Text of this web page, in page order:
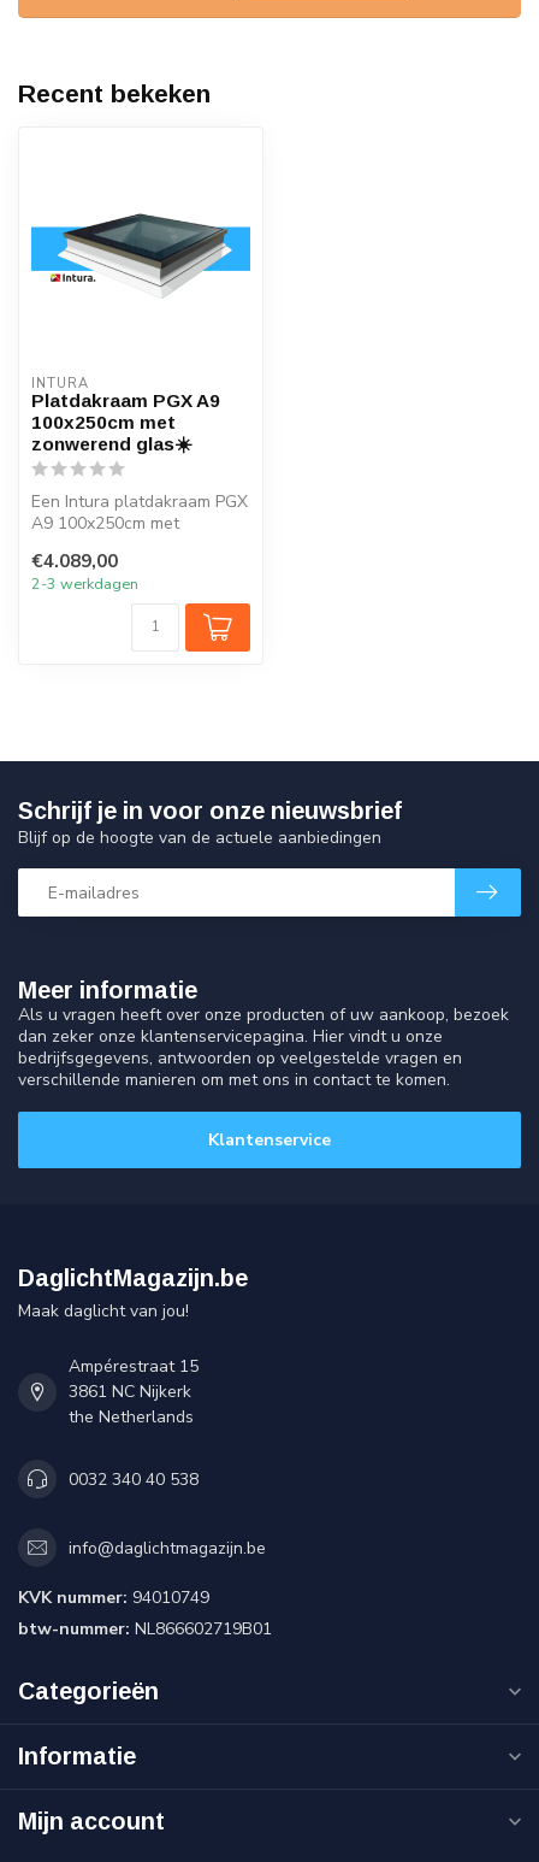
Recent bekeken
INTURA
Platdakraam PGX A9
100x250cm met
zonwerend glas☀️
Een Intura platdakraam PGX
A9 100x250cm met
vertrek...
€4.089,00
2-3 werkdagen
Meer informatie
Als u vragen heeft over onze producten of uw aankoop, bezoek
dan zeker onze klantenservicepagina. Hier vindt u onze
bedrijfsgegevens, antwoorden op veelgestelde vragen en
verschillende manieren om met ons in contact te komen.
Klantenservice
Schrijf je in voor onze nieuwsbrief
Blijf op de hoogte van de actuele aanbiedingen
DaglichtMagazijn.be
Maak daglicht van jou!
Ampérestraat 15
3861 NC Nijkerk
the Netherlands
0032 340 40 538
info@daglichtmagazijn.be
KVK nummer: 94010749
btw-nummer: NL866602719B01
Categorieën
Informatie
Mijn account